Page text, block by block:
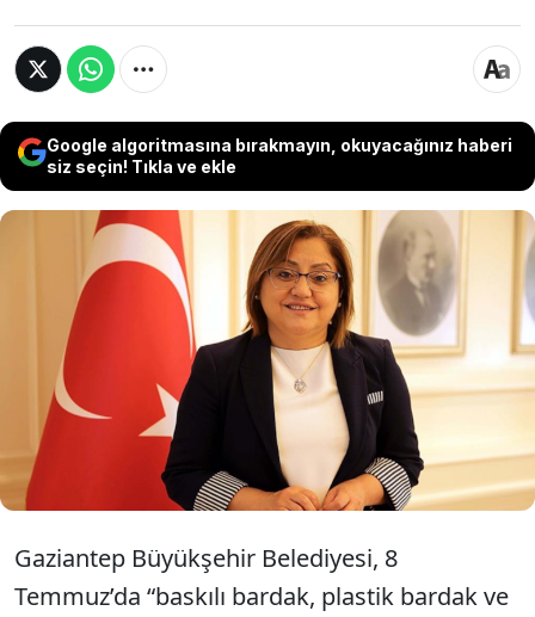
Google algoritmasına bırakmayın, okuyacağınız haberi
siz seçin! Tıkla ve ekle
AKP’li Başkan Fatma Şahin’in yönetimindeki
Gaziantep Büyükşehir Belediyesi, doğrudan
temin yoluyla “basklı bardak, plastik bardak ve
tabldot alımı’ ihalesi yaptı. İhaleyi MHP
Gaziantep eski il yöneticisinin şirketine verdi.
Gaziantep Büyükşehir Belediyesi, 8
Temmuz’da “baskılı bardak, plastik bardak ve